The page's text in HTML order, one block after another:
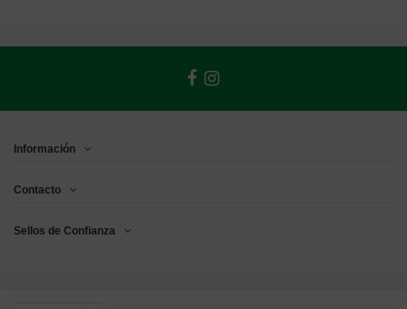
Información
Contacto
Sellos de Confianza